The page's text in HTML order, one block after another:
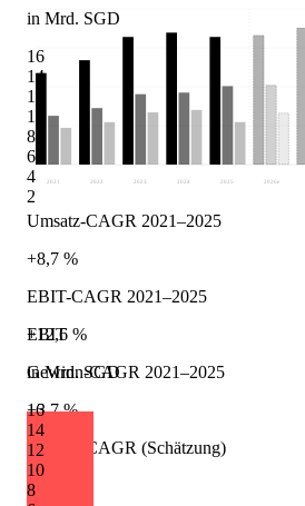
in Mrd. SGD
16
14
12
10
8
6
4
2
EBIT
in Mrd. SGD
16
14
12
10
8
2021 2022 2023 2024 2025 2026 e
Umsatz-CAGR 2021–2025
+8,7 %
EBIT-CAGR 2021–2025
+12,6 %
Gewinn-CAGR 2021–2025
+3,7 %
Umsatz-CAGR (Schätzung)
+4,1 %